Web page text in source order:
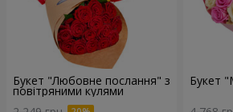
Букет "Любовне послання" з
повітряними кулями
Букет